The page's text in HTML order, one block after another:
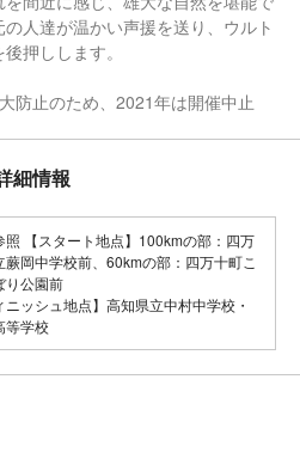
人達が温かい声援を送り、ウルト
押しします。
防止のため、2021年は開催中止
細情報
照 【スタート地点】100kmの部：四万
蕨岡中学校前、60kmの部：四万十町こ
り公園前
ニッシュ地点】高知県立中村中学校・
等学校